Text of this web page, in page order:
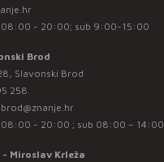
- 20:00; sub 9:00-15:00
Brod
Slavonski Brod
258
- 20:00 ; sub 08:00 – 14:00
Miroslav Krleža